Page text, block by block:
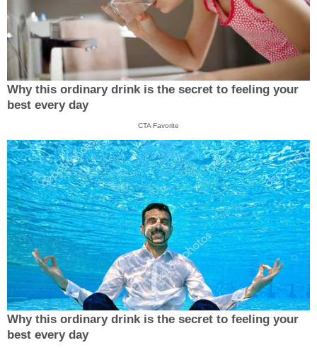
Why this ordinary drink is the secret to feeling your
best every day
CTA Favorite
Why this ordinary drink is the secret to feeling your
best every day